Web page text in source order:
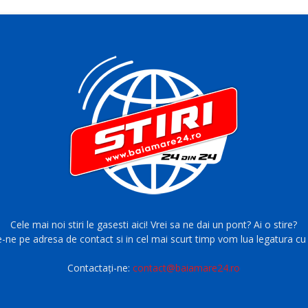
Cele mai noi stiri le gasesti aici! Vrei sa ne dai un pont? Ai o stire?
ne pe adresa de contact si in cel mai scurt timp vom lua legatura
Contactați-ne:contact@baiamare24.ro